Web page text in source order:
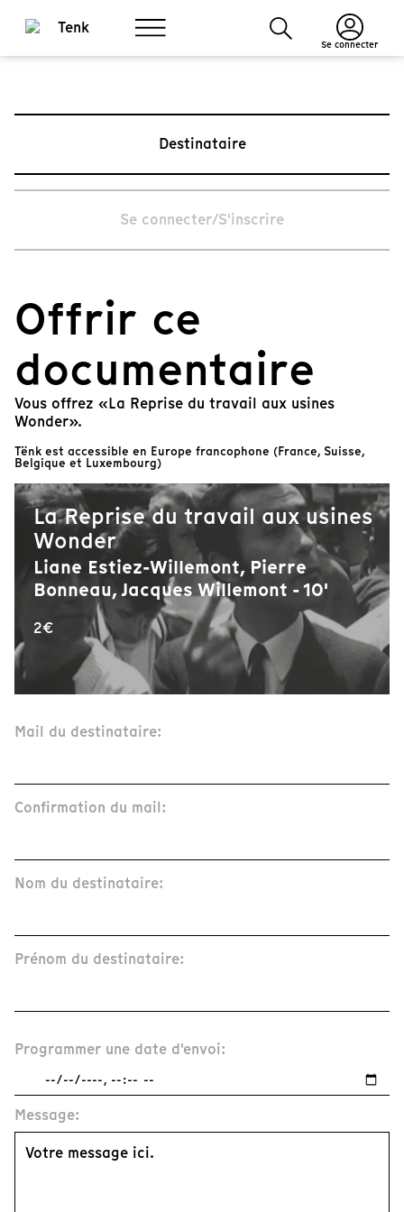
Se connecter
Destinataire
Se connecter/S'inscrire
Offrir ce
documentaire
Vous offrez «La Reprise du travail aux usines
Wonder».
Tënk est accessible en Europe francophone (France, Suisse,
Belgique et Luxembourg)
La Reprise du travail aux usines
Wonder
Liane Estiez-Willemont, Pierre
Bonneau, Jacques Willemont - 10'
2€
Mail du destinataire:
Confirmation du mail:
Nom du destinataire:
Prénom du destinataire:
Programmer une date d'envoi:
Message: